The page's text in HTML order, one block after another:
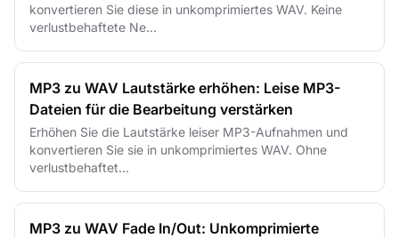
konvertieren Sie diese in unkomprimiertes WAV. Keine
verlustbehaftete Ne...
MP3 zu WAV Lautstärke erhöhen: Leise MP3-
Dateien für die Bearbeitung verstärken
Erhöhen Sie die Lautstärke leiser MP3-Aufnahmen und
konvertieren Sie sie in unkomprimiertes WAV. Ohne
verlustbehaftet...
MP3 zu WAV Fade In/Out: Unkomprimierte